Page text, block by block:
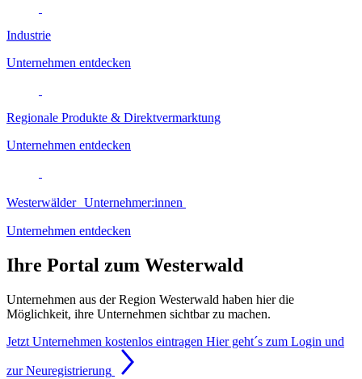
Industrie
Unternehmen entdecken
Regionale Produkte & Direktvermarktung
Unternehmen entdecken
Westerwälder Unternehmer:innen
Unternehmen entdecken
Ihre Portal zum Westerwald
Unternehmen aus der Region Westerwald haben hier die
Möglichkeit, ihre Unternehmen sichtbar zu machen.
Jetzt Unternehmen kostenlos eintragen Hier geht´s zum Login und
zur Neuregistrierung